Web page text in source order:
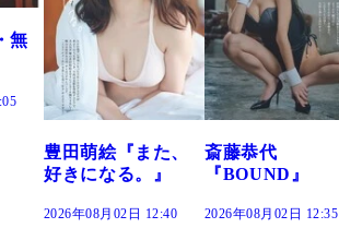
斎藤恭代
『BOUND』
2026年08月02日 12:35
咲田ゆな
『Sunflower』
2026年08月02日 12:30